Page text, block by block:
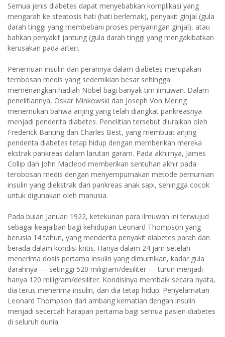
Semua jenis diabetes dapat menyebabkan komplikasi yang
mengarah ke steatosis hati (hati berlemak), penyakit ginjal (gula
darah tinggi yang membebani proses penyaringan ginjal), atau
bahkan penyakit jantung (gula darah tinggi yang mengakibatkan
kerusakan pada arteri.
Penemuan insulin dan perannya dalam diabetes merupakan
terobosan medis yang sedemikian besar sehingga
memenangkan hadiah Nobel bagi banyak tim ilmuwan. Dalam
penelitiannya, Oskar Minkowski dan Joseph Von Mering
menemukan bahwa anjing yang telah diangkat pankreasnya
menjadi penderita diabetes. Penelitian tersebut diuraikan oleh
Frederick Banting dan Charles Best, yang membuat anjing
penderita diabetes tetap hidup dengan memberikan mereka
ekstrak pankreas dalam larutan garam. Pada akhirnya, James
Collip dan John Macleod memberikan sentuhan akhir pada
terobosan medis dengan menyempurnakan metode pemurnian
insulin yang diekstrak dari pankreas anak sapi, sehingga cocok
untuk digunakan oleh manusia.
Pada bulan Januari 1922, ketekunan para ilmuwan ini terwujud
sebagai keajaiban bagi kehidupan Leonard Thompson yang
berusia 14 tahun, yang menderita penyakit diabetes parah dan
berada dalam kondisi kritis. Hanya dalam 24 jam setelah
menerima dosis pertama insulin yang dimurnikan, kadar gula
darahnya — setinggi 520 miligram/desiliter — turun menjadi
hanya 120 miligram/desiliter. Kondisinya membaik secara nyata,
dia terus menerima insulin, dan dia tetap hidup. Penyelamatan
Leonard Thompson dari ambang kematian dengan insulin
menjadi secercah harapan pertama bagi semua pasien diabetes
di seluruh dunia.